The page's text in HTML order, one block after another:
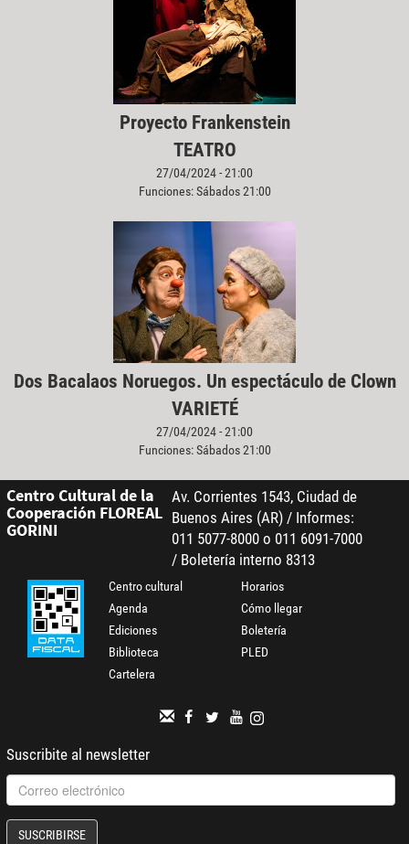
Proyecto Frankenstein
TEATRO
27/04/2024 - 21:00
Funciones: Sábados 21:00
Dos Bacalaos Noruegos. Un espectáculo de Clown
VARIETÉ
27/04/2024 - 21:00
Funciones: Sábados 21:00
Centro Cultural de la
Cooperación FLOREAL
GORINI
Av. Corrientes 1543, Ciudad de
Buenos Aires (AR) / Informes:
011 5077-8000 o 011 6091-7000
/ Boletería interno 8313
Centro cultural
Agenda
Ediciones
Biblioteca
Cartelera
Horarios
Cómo llegar
Boletería
PLED
Suscribite al newsletter
SUSCRIBIRSE